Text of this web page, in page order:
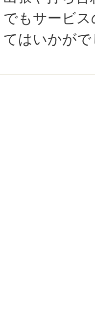
でもサービ
てはいかが